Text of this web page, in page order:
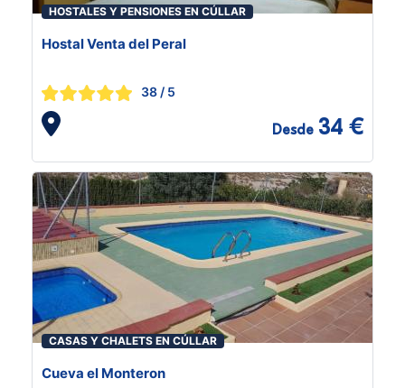
HOSTALES Y PENSIONES EN CÚLLAR
Hostal Venta del Peral
38 / 5
Desde 34 €
CASAS Y CHALETS EN CÚLLAR
Cueva el Monteron